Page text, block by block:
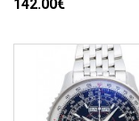
142.00€